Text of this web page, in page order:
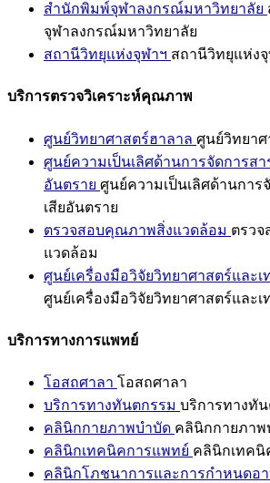
สำนักพิมพ์จุฬาลงกรณ์มหาวิทยาลัย
จุฬาลงกรณ์มหาวิทยาลัย
สถานีวิทยุแห่งจุฬาฯ สถานีวิทยุแห่ง
บริการตรวจวิเคราะห์คุณภาพ
ศูนย์วิทยาศาสตร์ฮาลาล ศูนย์วิทยา
ศูนย์ความเป็นเลิศด้านการจัดการสา
อันตราย ศูนย์ความเป็นเลิศด้านการ
เสียอันตราย
ตรวจสอบคุณภาพสิ่งแวดล้อม ตรว
แวดล้อม
ศูนย์เครื่องมือวิจัยวิทยาศาสตร์และเ
ศูนย์เครื่องมือวิจัยวิทยาศาสตร์และเ
บริการทางการแพทย์
โอสถศาลา โอสถศาลา
บริการทางทันตกรรม บริการทางทั
คลินิกกายภาพบำบัด คลินิกกายภาพ
คลินิกเทคนิคการแพทย์ คลินิกเทคนิ
คลินิกโภชนาการและการกำหนดอ